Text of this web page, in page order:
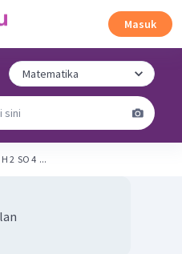
Masuk
Perhatikan data berikut: HF H 2 ​ SO 4 ​ ...